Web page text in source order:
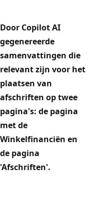
Door Copilot AI
gegenereerde
samenvattingen die
relevant zijn voor het
plaatsen van
afschriften op twee
pagina's: de pagina
met de
Winkelfinanciën en
de pagina
'Afschriften'.